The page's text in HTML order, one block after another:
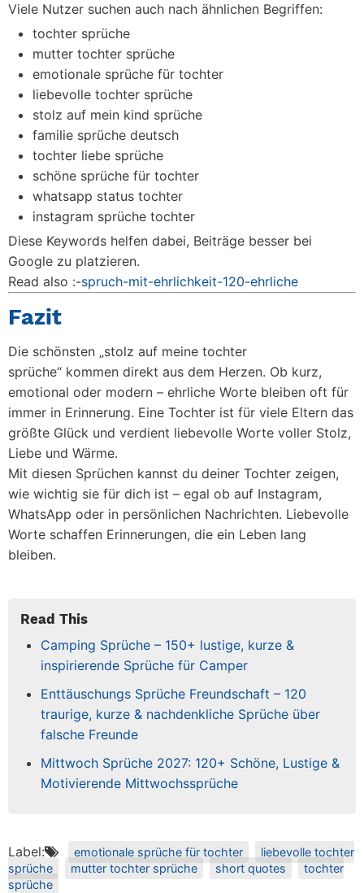
Viele Nutzer suchen auch nach ähnlichen Begriffen:
tochter sprüche
mutter tochter sprüche
emotionale sprüche für tochter
liebevolle tochter sprüche
stolz auf mein kind sprüche
familie sprüche deutsch
tochter liebe sprüche
schöne sprüche für tochter
whatsapp status tochter
instagram sprüche tochter
Diese Keywords helfen dabei, Beiträge besser bei
Google zu platzieren.
Read also :-spruch-mit-ehrlichkeit-120-ehrliche
Fazit
Die schönsten „stolz auf meine tochter
sprüche“ kommen direkt aus dem Herzen. Ob kurz,
emotional oder modern – ehrliche Worte bleiben oft für
immer in Erinnerung. Eine Tochter ist für viele Eltern das
größte Glück und verdient liebevolle Worte voller Stolz,
Liebe und Wärme.
Mit diesen Sprüchen kannst du deiner Tochter zeigen,
wie wichtig sie für dich ist – egal ob auf Instagram,
WhatsApp oder in persönlichen Nachrichten. Liebevolle
Worte schaffen Erinnerungen, die ein Leben lang
bleiben.
Read This
Camping Sprüche – 150+ lustige, kurze &
inspirierende Sprüche für Camper
Enttäuschungs Sprüche Freundschaft – 120
traurige, kurze & nachdenkliche Sprüche über
falsche Freunde
Mittwoch Sprüche 2027: 120+ Schöne, Lustige &
Motivierende Mittwochssprüche
Label: emotionale sprüche für tochter
liebevolle tochter
sprüche
mutter tochter sprüche short quotes
tochter
sprüche